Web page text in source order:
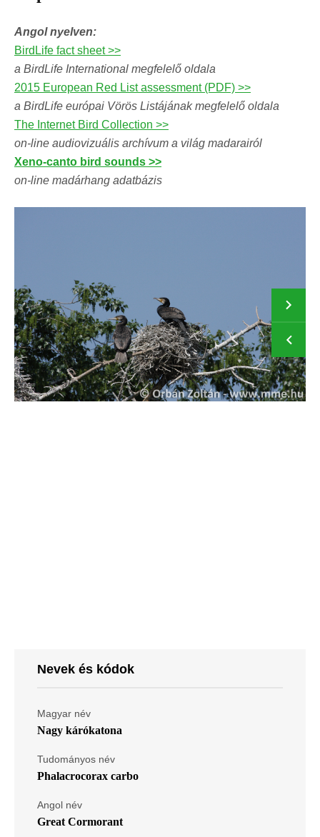
Angol nyelven:
BirdLife fact sheet >>
a BirdLife International megfelelő oldala
2015 European Red List assessment (PDF) >>
a BirdLife európai Vörös Listájának megfelelő oldala
The Internet Bird Collection >>
on-line audiovizuális archívum a világ madarairól
Xeno-canto bird sounds >>
on-line madárhang adatbázis
Nevek és kódok
Magyar név
Nagy kárókatona
Tudományos név
Phalacrocorax carbo
Angol név
Great Cormorant